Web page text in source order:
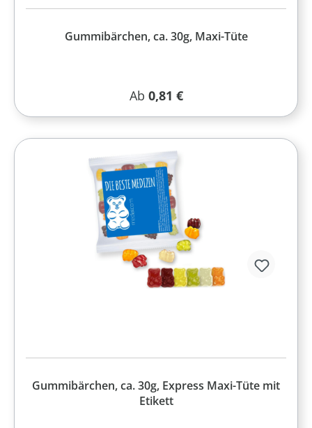
Gummibärchen, ca. 30g, Maxi-Tüte
Regulärer Preis:
Ab 0,81 €
Gummibärchen, ca. 30g, Express Maxi-Tüte mit
Etikett